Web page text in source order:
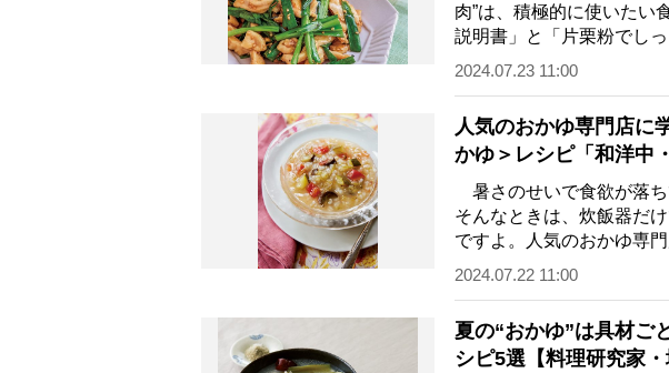
肉”は、積極的に使いたい
説明書」と「片栗粉でし
養士の岩崎啓子さん（※
2024.07.23 11:00
人気のおかゆ専門店に
かゆ＞レシピ「和洋中
暑さのせいで食欲が落
そんなときは、炊飯器だ
ですよ。人気のおかゆ専
に入れるだけ」のおかゆ
2024.07.22 11:00
夏の“おかゆ”は具材ご
シピ5選【料理研究家・